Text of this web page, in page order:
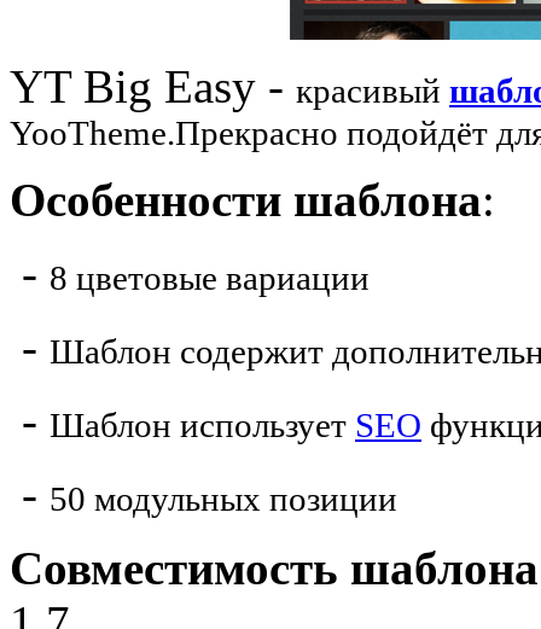
YT Big Easy - красивый
YooTheme.Прекрасно подойдёт
Особенности шаблона:
- 8 цветовые вариации
- Шаблон содержит
- Шаблон использует SEO
- 50 модульных позиции
Совместимость шаблона